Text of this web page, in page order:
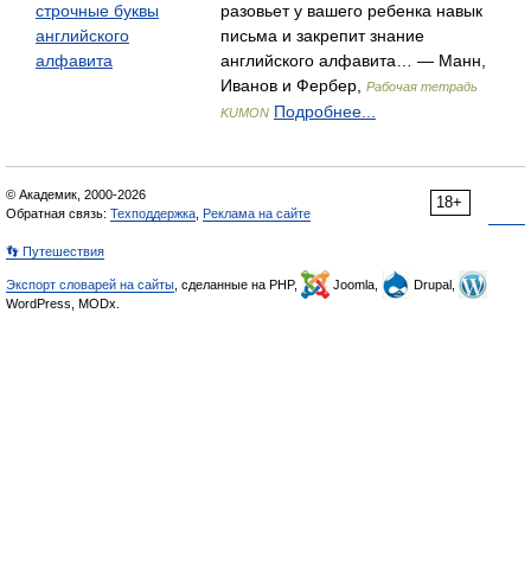
строчные буквы
английского
алфавита
разовьет у вашего ребенка навык
письма и закрепит знание
английского алфавита… — Манн,
Иванов и Фербер,
Рабочая тетрадь
KUMON Подробнее...
18+
© Академик, 2000-2026
Обратная связь: Техподдержка Реклама на сайте
👣 Путешествия
Экспорт словарей на сайты , сделанные на PHP, Joomla,
Drupal,
WordPress, MODx.